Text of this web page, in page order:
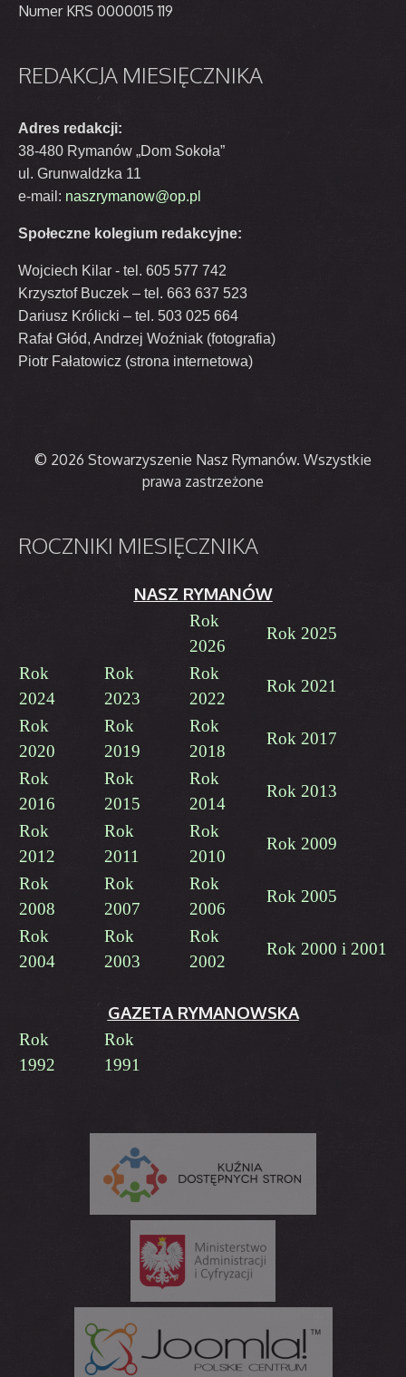
Numer KRS 0000015 119
REDAKCJA MIESIĘCZNIKA
Adres redakcji:
38-480 Rymanów „Dom Sokoła”
ul. Grunwaldzka 11
e-mail: naszrymanow@op.pl
Społeczne kolegium redakcyjne:
Wojciech Kilar - tel. 605 577 742
Krzysztof Buczek – tel. 663 637 523
Dariusz Królicki – tel. 503 025 664
Rafał Głód, Andrzej Woźniak (fotografia)
Piotr Fałatowicz (strona internetowa)
© 2026 Stowarzyszenie Nasz Rymanów. Wszystkie
prawa zastrzeżone
ROCZNIKI MIESIĘCZNIKA
NASZ RYMANÓW
Rok
2026
Rok 2025
Rok
2024
Rok
2023
Rok
2022
Rok 2021
Rok
2020
Rok
2019
Rok
2018
Rok 2017
Rok
2016
Rok
2015
Rok
2014
Rok 2013
Rok
2012
Rok
2011
Rok
2010
Rok 2009
Rok
2008
Rok
2007
Rok
2006
Rok 2005
Rok
2004
Rok
2003
Rok
2002
Rok 2000 i 2001
GAZETA RYMANOWSKA
Rok
1992
Rok
1991